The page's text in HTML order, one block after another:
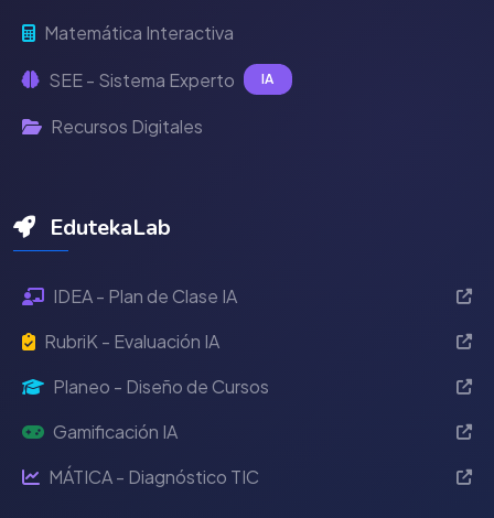
Matemática Interactiva
SEE - Sistema Experto IA
Recursos Digitales
EdutekaLab
IDEA - Plan de Clase IA
RubriK - Evaluación IA
Planeo - Diseño de Cursos
Gamificación IA
MÁTICA - Diagnóstico TIC